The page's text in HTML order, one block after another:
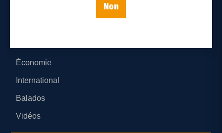
Non
Économie
International
Balados
Vidéos